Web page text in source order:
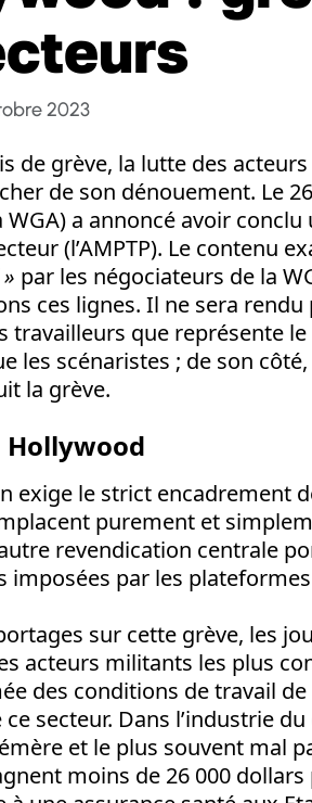
2023
de grève, la lutte des
de son dénouement. Le
WGA) a annoncé avoir
(l’AMPTP). Le contenu
par les négociateurs de la
ces lignes. Il ne sera
travailleurs que représente
les scénaristes ; de son
la grève.
Hollywood
exige le strict encadrement
purement et
revendication centrale
imposées par les
sur cette grève, les
acteurs militants les plus
des conditions de travail
secteur. Dans l’industrie
et le plus souvent mal
moins de 26 000